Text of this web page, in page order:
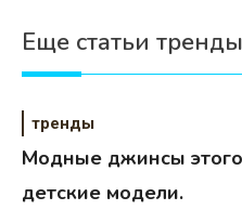
Еще статьи тренды
тренды
Модные джинсы
детские модели.